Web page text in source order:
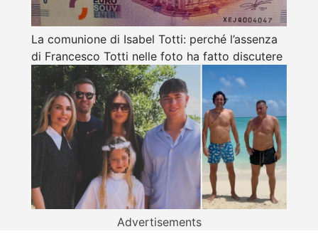
La comunione di Isabel Totti: perché l’assenza
di Francesco Totti nelle foto ha fatto discutere
Advertisements